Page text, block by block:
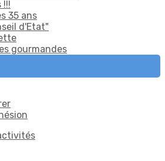
!!!
35 ans
d'Etat"
gourmandes